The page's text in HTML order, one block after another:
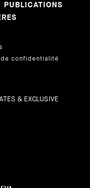
PUBLICATIONS
confidentialité
& EXCLUSIVE